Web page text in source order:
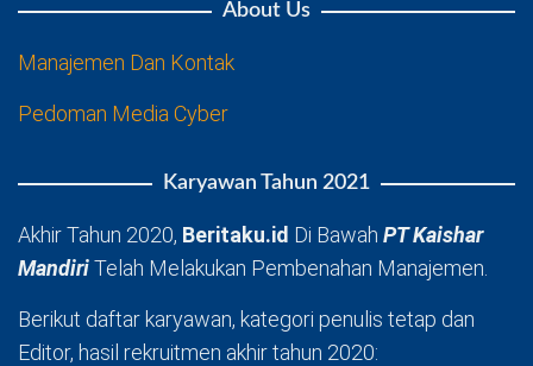
About Us
Manajemen Dan Kontak
Pedoman Media Cyber
Karyawan Tahun 2021
Akhir Tahun 2020, Beritaku.id Di Bawah PT Kaishar
MandiriTelah Melakukan Pembenahan Manajemen.
Berikut daftar karyawan, kategori penulis tetap dan
Editor, hasil rekruitmen akhir tahun 2020: